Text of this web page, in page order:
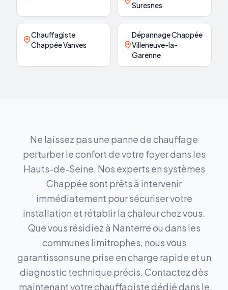
Suresnes
Chauffagiste
Chappée Vanves
Dépannage Chappée
Villeneuve-la-
Garenne
Ne laissez pas une panne de chauffage
perturber le confort de votre foyer dans les
Hauts-de-Seine. Nos experts en systèmes
Chappée sont prêts à intervenir
immédiatement pour sécuriser votre
installation et rétablir la chaleur chez vous.
Que vous résidiez à Nanterre ou dans les
communes limitrophes, nous vous
garantissons une prise en charge rapide et un
diagnostic technique précis. Contactez dès
maintenant votre chauffagiste dédié dans le